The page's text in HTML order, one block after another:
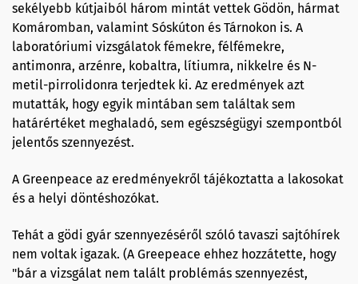
sekélyebb kútjaiból három mintát vettek Gödön, hármat
Komáromban, valamint Sóskúton és Tárnokon is. A
laboratóriumi vizsgálatok fémekre, félfémekre,
antimonra, arzénre, kobaltra, lítiumra, nikkelre és N-
metil-pirrolidonra terjedtek ki. Az eredmények azt
mutatták, hogy egyik mintában sem találtak sem
határértéket meghaladó, sem egészségügyi szempontból
jelentős szennyezést.
A Greenpeace az eredményekről tájékoztatta a lakosokat
és a helyi döntéshozókat.
Tehát a gödi gyár szennyezéséről szóló tavaszi sajtóhírek
nem voltak igazak. (A Greepeace ehhez hozzátette, hogy
"bár a vizsgálat nem talált problémás szennyezést,